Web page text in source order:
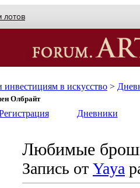
лотов
в искусство >
Олбрайт
Дневники
Любимые
Запись от Yaya